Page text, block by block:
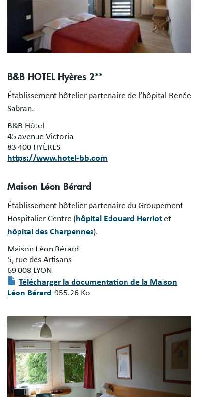
B&B HOTEL Hyères 2**
Établissement hôtelier partenaire de l’hôpital Renée
Sabran.
B&B Hôtel
45 avenue Victoria
83 400 HYÈRES
https://www.hotel-bb.com
Maison Léon Bérard
Établissement hôtelier partenaire du Groupement
Hospitalier Centre ( hôpital Edouard Herriot et
hôpital des Charpennes).
Maison Léon Bérard
5, rue des Artisans
69 008 LYON
Document
Télécharger la documentation de la Maison
Léon Bérard 955.26 Ko